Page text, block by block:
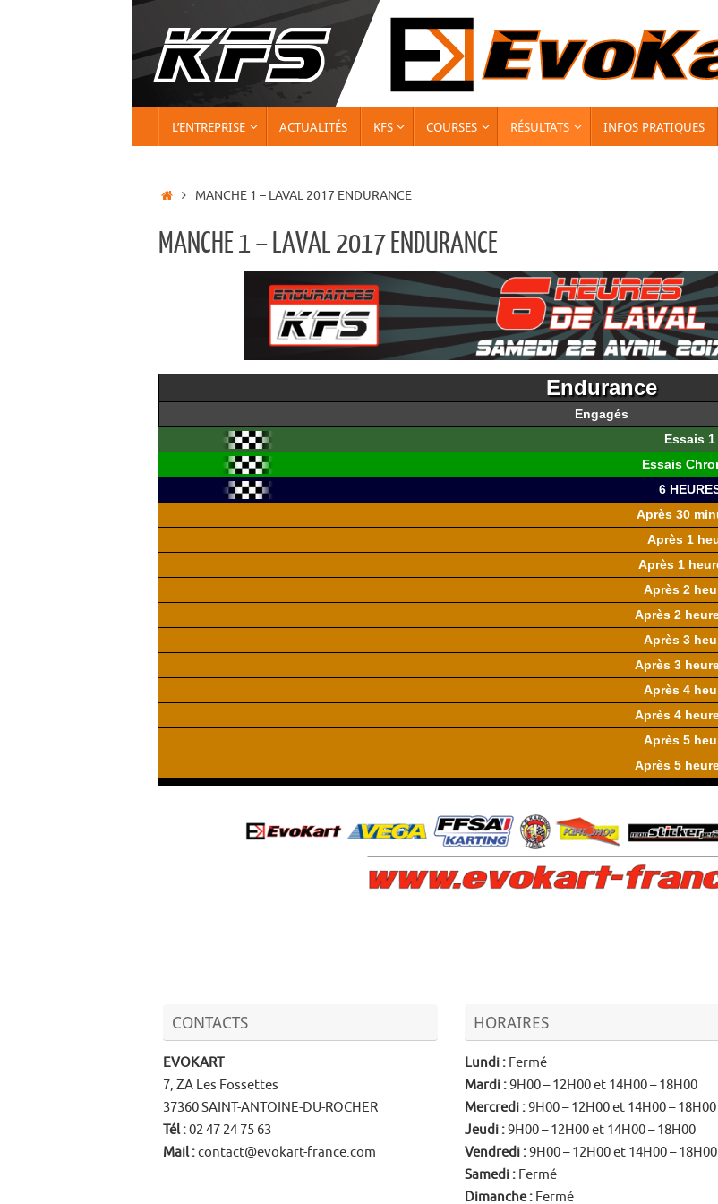
L’ENTREPRISE ACTUALITÉS KFS COURSES RÉSULTATS INFOS PRATIQUES
ACCUEIL
MANCHE 1 – LAVAL 2017 ENDURANCE
MANCHE 1 – LAVAL 2017 ENDURANCE
CONTACTS
EVOKART
7, ZA Les Fossettes
37360 SAINT-ANTOINE-DU-ROCHER
Tél :02 47 24 75 63
Mail :contact@evokart-france.com
HORAIRES
Lundi :Fermé
Mardi :9H00 – 12H00 et 14H00 – 18H00
Mercredi :9H00 – 12H00 et 14H00 – 18H00
Jeudi :9H00 – 12H00 et 14H00 – 18H00
Vendredi :9H00 – 12H00 et 14H00 – 18H00
Samedi :Fermé
Dimanche :Fermé